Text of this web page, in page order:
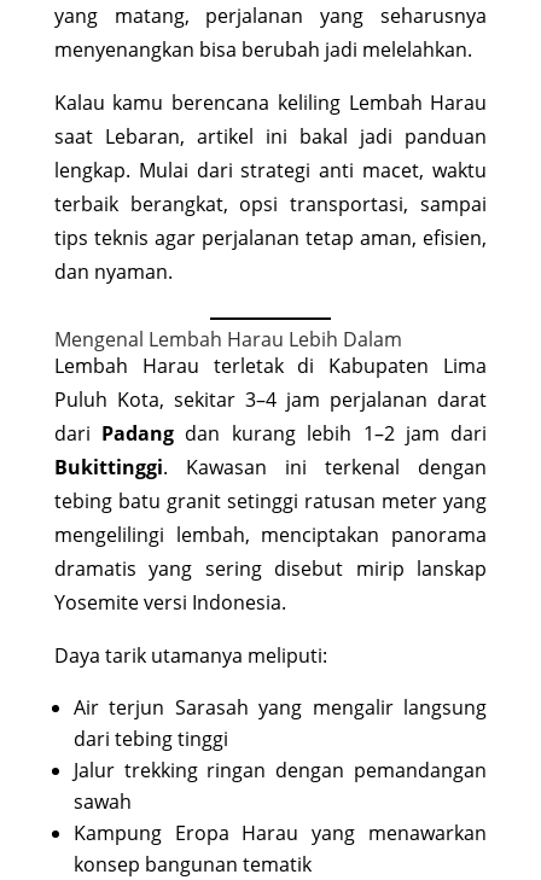
yang matang, perjalanan yang seharusnya
menyenangkan bisa berubah jadi melelahkan.
Kalau kamu berencana keliling Lembah Harau
saat Lebaran, artikel ini bakal jadi panduan
lengkap. Mulai dari strategi anti macet, waktu
terbaik berangkat, opsi transportasi, sampai
tips teknis agar perjalanan tetap aman, efisien,
dan nyaman.
Mengenal Lembah Harau Lebih Dalam
Lembah Harau terletak di Kabupaten Lima
Puluh Kota, sekitar 3–4 jam perjalanan darat
dari Padang dan kurang lebih 1–2 jam dari
Bukittinggi. Kawasan ini terkenal dengan
tebing batu granit setinggi ratusan meter yang
mengelilingi lembah, menciptakan panorama
dramatis yang sering disebut mirip lanskap
Yosemite versi Indonesia.
Daya tarik utamanya meliputi:
Air terjun Sarasah yang mengalir langsung
dari tebing tinggi
Jalur trekking ringan dengan pemandangan
sawah
Kampung Eropa Harau yang menawarkan
konsep bangunan tematik